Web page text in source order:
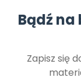
Bądź
Zapisz się